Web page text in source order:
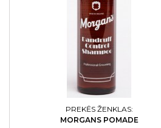
PREKĖS ŽENKLAS:
MORGANS POMADE